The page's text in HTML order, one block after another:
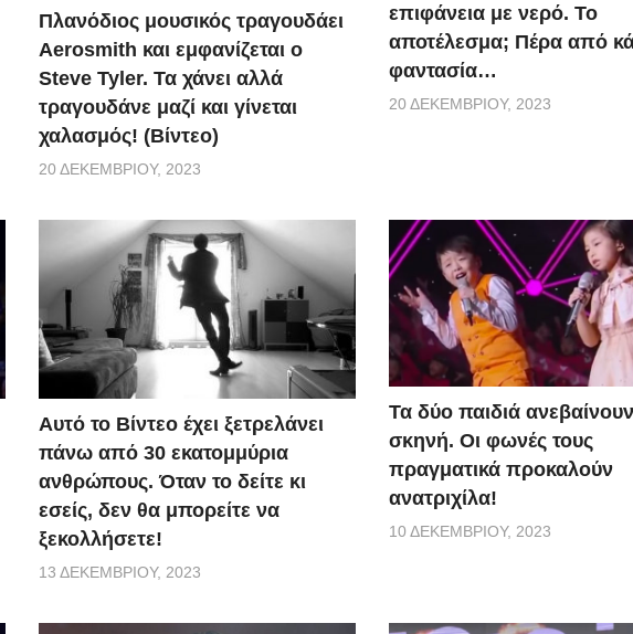
Πλανόδιος μουσικός τραγουδάει
Aerosmith και εμφανίζεται ο
Steve Tyler. Τα χάνει αλλά
τραγουδάνε μαζί και γίνεται
χαλασμός! (Βίντεο)
20 ΔΕΚΕΜΒΡΊΟΥ, 2023
επιφάνεια με νερό. Το
αποτέλεσμα; Πέρα από
φαντασία…
20 ΔΕΚΕΜΒΡΊΟΥ, 2023
Αυτό το Βίντεο έχει ξετρελάνει
πάνω από 30 εκατομμύρια
ανθρώπους. Όταν το δείτε κι
εσείς, δεν θα μπορείτε να
ξεκολλήσετε!
13 ΔΕΚΕΜΒΡΊΟΥ, 2023
Τα δύο παιδιά
σκηνή. Οι φωνές τους
πραγματικά προκαλούν
ανατριχίλα!
10 ΔΕΚΕΜΒΡΊΟΥ, 2023